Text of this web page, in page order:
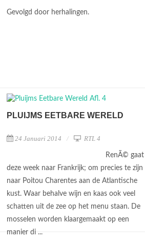
Gevolgd door herhalingen.
PLUIJMS EETBARE WERELD
24 Januari 2014 RTL 4
RenÃ© gaat
deze week naar Frankrijk; om precies te zijn
naar Poitou Charentes aan de Atlantische
kust. Waar behalve wijn en kaas ook veel
schatten uit de zee op het menu staan. De
mosselen worden klaargemaakt op een
manier di ...